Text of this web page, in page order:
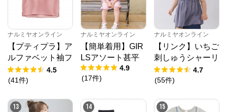
ナルミヤオンライン
【プティプラ】ア
ルファベット袖フ
リルTシャツ
4.5
(41件)
ナルミヤオンライン
【簡単着用】GIR
LSアソート甚平
4.9
(17件)
ナルミヤオンライン
【リンク】いちご
刺しゅうシャーリ
ングチュニック
4.7
(55件)
13 14 15